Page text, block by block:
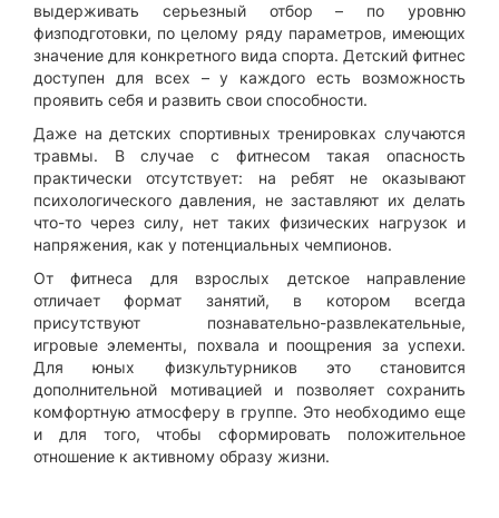
выдерживать серьезный отбор – по уровню
физподготовки, по целому ряду параметров, имеющих
значение для конкретного вида спорта. Детский фитнес
доступен для всех – у каждого есть возможность
проявить себя и развить свои способности.
Даже на детских спортивных тренировках случаются
травмы. В случае с фитнесом такая опасность
практически отсутствует: на ребят не оказывают
психологического давления, не заставляют их делать
что-то через силу, нет таких физических нагрузок и
напряжения, как у потенциальных чемпионов.
От фитнеса для взрослых детское направление
отличает формат занятий, в котором всегда
присутствуют познавательно-развлекательные,
игровые элементы, похвала и поощрения за успехи.
Для юных физкультурников это становится
дополнительной мотивацией и позволяет сохранить
комфортную атмосферу в группе. Это необходимо еще
и для того, чтобы сформировать положительное
отношение к активному образу жизни.